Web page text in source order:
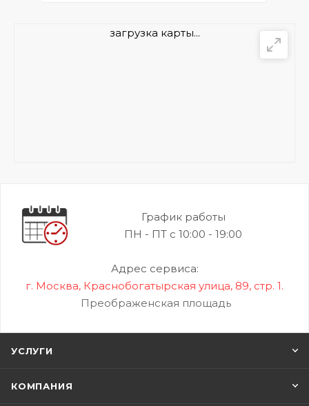
загрузка карты...
График работы
ПН - ПТ с 10:00 - 19:00
Адрес сервиса:
г. Москва, Краснобогатырская улица, 89, стр. 1.
Преображенская площадь
УСЛУГИ
КОМПАНИЯ